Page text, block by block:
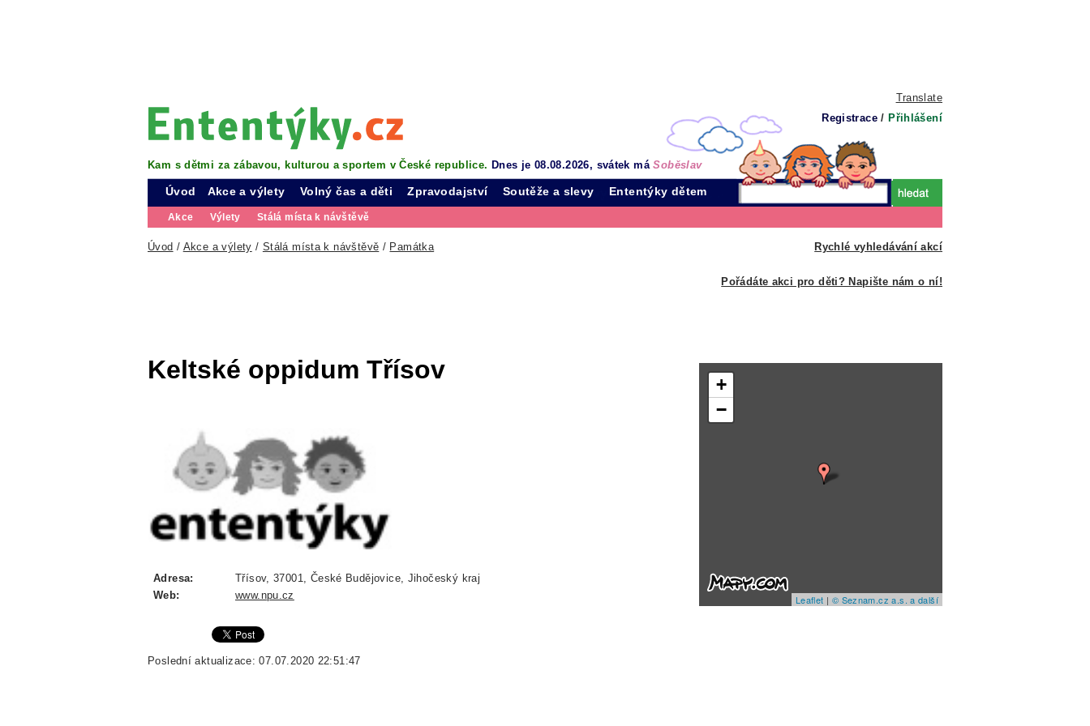
Translate
Registrace / Přihlášení
Kam s dětmi za zábavou, kulturou a sportem v České republice. Dnes je 08.08.2026, svátek máSoběslav
Úvod Akce a výlety
Akce Výlety Stálá místa k návštěvě
Volný čas a děti Zpravodajství Soutěže a slevy Ententýky dětem
Rychlé vyhledávání akcí
Úvod / Akce a výlety / Stálá místa k návštěvě / Památka
Pořádáte akci pro děti? Napište nám o ní!
Keltské oppidum Třísov
Adresa:
Třísov, 37001, České Budějovice, Jihočeský kraj
Web:
www.npu.cz
Poslední aktualizace: 07.07.2020 22:51:47
+
−
Leaflet | © Seznam.cz a.s. a další